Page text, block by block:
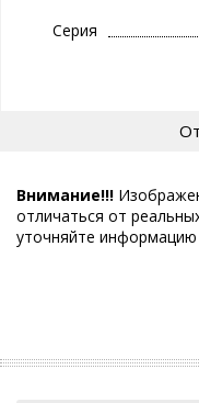
Серия
Внимание!!!
отличаться от
уточняйте